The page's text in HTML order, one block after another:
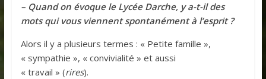
– Quand on évoque le Lycée Darche, y a-t-il des
mots qui vous viennent spontanément à l’esprit ?
Alors il y a plusieurs termes : « Petite famille »,
« sympathie », « convivialité » et aussi
« travail » (rires).